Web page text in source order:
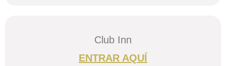
Club Inn
ENTRAR AQUÍ